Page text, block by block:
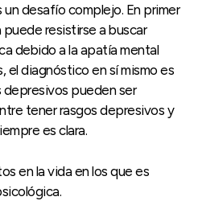
desafío complejo. En primer
resistirse a buscar
debido a la apatía mental
el diagnóstico en sí mismo es
depresivos pueden ser
tener rasgos depresivos y
es clara.
en la vida en los que es